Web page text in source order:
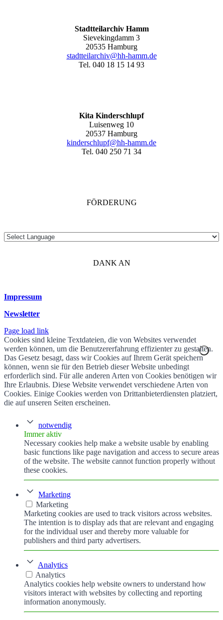
Stadtteilarchiv Hamm
Sievekingdamm 3
20535 Hamburg
stadtteilarchiv@hh-hamm.de
Tel. 040 18 15 14 93
Kita Kinderschlupf
Luisenweg 10
20537 Hamburg
kinderschlupf@hh-hamm.de
Tel. 040 250 71 34
FÖRDERUNG
DANK AN
Impressum
Newsletter
Page load link
Cookies sind kleine Textdateien, die von Websites verwendet
werden können, um die Benutzererfahrung effizienter zu gestalten.
Das Gesetz besagt, dass wir Cookies auf Ihrem Gerät speichern
können, wenn sie für den Betrieb dieser Website unbedingt
erforderlich sind. Für alle anderen Arten von Cookies benötigen wir
Ihre Erlaubnis. Diese Website verwendet verschiedene Arten von
Cookies. Einige Cookies werden von Drittanbieterdiensten platziert,
die auf unseren Seiten erscheinen.
notwendig
Immer aktiv
Necessary cookies help make a website usable by enabling
basic functions like page navigation and access to secure areas
of the website. The website cannot function properly without
these cookies.
Marketing
Marketing
Marketing cookies are used to track visitors across websites.
The intention is to display ads that are relevant and engaging
for the individual user and thereby more valuable for
publishers and third party advertisers.
Analytics
Analytics
Analytics cookies help website owners to understand how
visitors interact with websites by collecting and reporting
information anonymously.